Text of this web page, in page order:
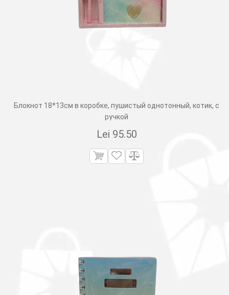
Блокнот 18*13см в коробке, пушистый однотонный, котик, с
ручкой
Lei 95.50